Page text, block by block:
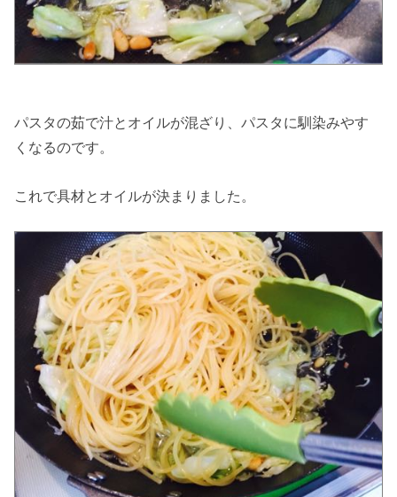
パスタの茹で汁とオイルが混ざり、パスタに馴染みやす
くなるのです。
これで具材とオイルが決まりました。